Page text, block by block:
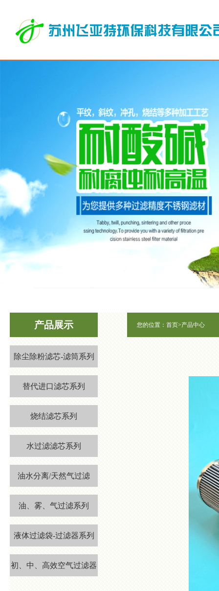
产品展示
除尘除粉滤芯-滤筒系列
替代进口滤芯系列
烧结滤芯系列
水过滤滤芯系列
油水分离/天然气过滤
油、雾、气过滤系列
液体过滤袋-过滤器系列
初、中、高效空气过滤器
您的位置： 首页>产品中心